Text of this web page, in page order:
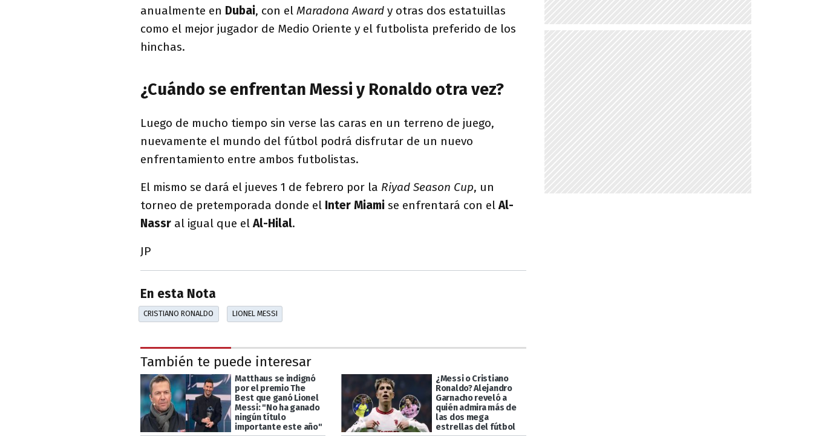
anualmente en Dubai, con el Maradona Award y otras dos estatuillas
como el mejor jugador de Medio Oriente y el futbolista preferido de los
hinchas.
¿Cuándo se enfrentan Messi y Ronaldo otra vez?
Luego de mucho tiempo sin verse las caras en un terreno de juego,
nuevamente el mundo del fútbol podrá disfrutar de un nuevo
enfrentamiento entre ambos futbolistas.
El mismo se dará el jueves 1 de febrero por la Riyad Season Cup, un
torneo de pretemporada donde el Inter Miami se enfrentará con elAl-
Nassr al igual que elAl-Hilal.
JP
En esta Nota
CRISTIANO RONALDO LIONEL MESSI
También te puede interesar
Matthaus se indignó
por el premio The
Best que ganó Lionel
Messi: "No ha ganado
ningún título
importante este año"
¿Messi o Cristiano
Ronaldo? Alejandro
Garnacho reveló a
quién admira más de
las dos mega
estrellas del fútbol